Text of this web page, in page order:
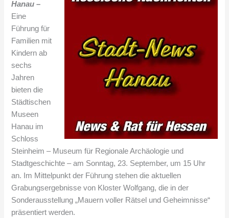
Hanau –
Eine
Führung für
Familien mit
Kindern ab
sechs
Jahren
bieten die
Städtischen
Museen
Hanau im
Schloss
Steinheim – Museum für Regionale Archäologie und
Stadtgeschichte – am Sonntag, 23. September, um 15 Uhr
an. Im Mittelpunkt der Führung stehen die aktuellen
Grabungsergebnisse von Kloster Wolfgang, die in der
Sonderausstellung „Mauern voller Rätsel und Geheimnisse“
präsentiert werden.